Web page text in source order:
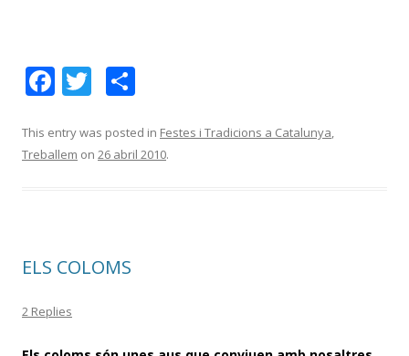
F
ac
e
b
k
T
w
itt
er
m
p
This entry was posted in Festes i Tradicions a Catalunya
Treballem on 26 abril 2010.
ELS COLOMS
2 Replies